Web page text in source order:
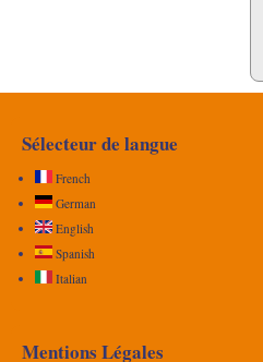
Sélecteur de langue
French
German
English
Spanish
Italian
Mentions Légales